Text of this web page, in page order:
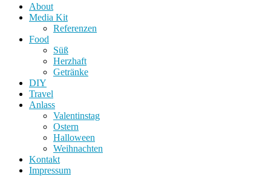
About
Media Kit
Referenzen
Food
Süß
Herzhaft
Getränke
DIY
Travel
Anlass
Valentinstag
Ostern
Halloween
Weihnachten
Kontakt
Impressum